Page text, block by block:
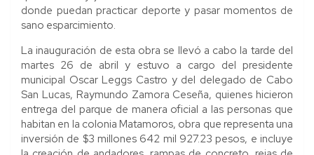
donde puedan practicar deporte y pasar momentos de
sano esparcimiento.
La inauguración de esta obra se llevó a cabo la tarde del
martes 26 de abril y estuvo a cargo del presidente
municipal Oscar Leggs Castro y del delegado de Cabo
San Lucas, Raymundo Zamora Ceseña, quienes hicieron
entrega del parque de manera oficial a las personas que
habitan en la colonia Matamoros, obra que representa una
inversión de $3 millones 642 mil 927.23 pesos, e incluye